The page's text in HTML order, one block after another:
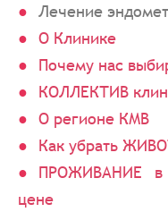
Лечение
О Клинике
Почему нас
КОЛЛЕКТИВ
О регионе КМВ
Как убрать
ПРОЖИВАНИЕ в
цене